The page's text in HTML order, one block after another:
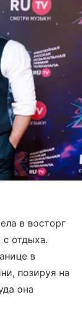
в восторг
отдыха.
в
позируя на
она